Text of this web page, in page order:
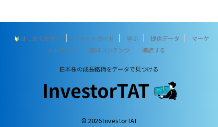
はじめての方へ スタートガイド 学ぶ 提供データ
マーケ
ットデータ
無料コンテンツ 購読する
日本株の成長銘柄をデータで見つける
© 2026 InvestorTAT